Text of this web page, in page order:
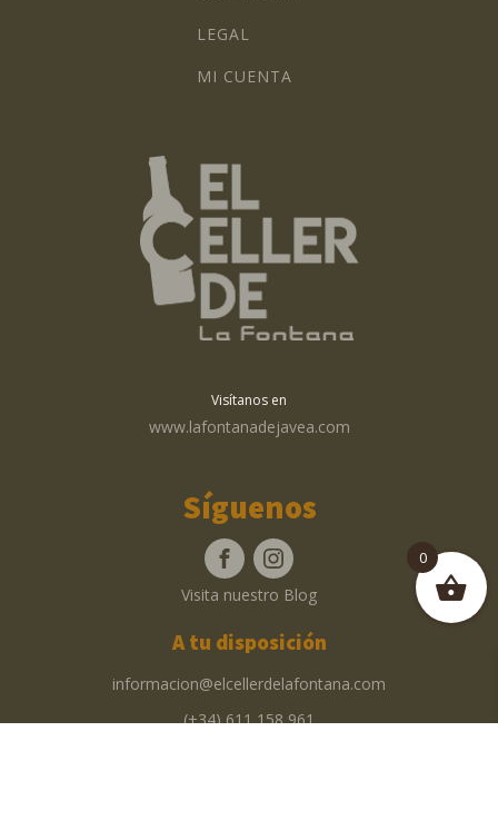
LEGAL
MI CUENTA
Visítanos en
www.lafontanadejavea.com
Síguenos
Visita nuestro Blog
A tu disposición
informacion@elcellerdelafontana.com
(+34) 611 158 961
0